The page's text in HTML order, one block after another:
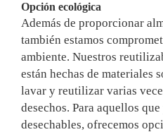
Opción ecológica
Además de proporcionar
también estamos
ambiente. Nuestros
están hechas de materiales
lavar y reutilizar varias
desechos. Para aquellos
desechables, ofrecemos